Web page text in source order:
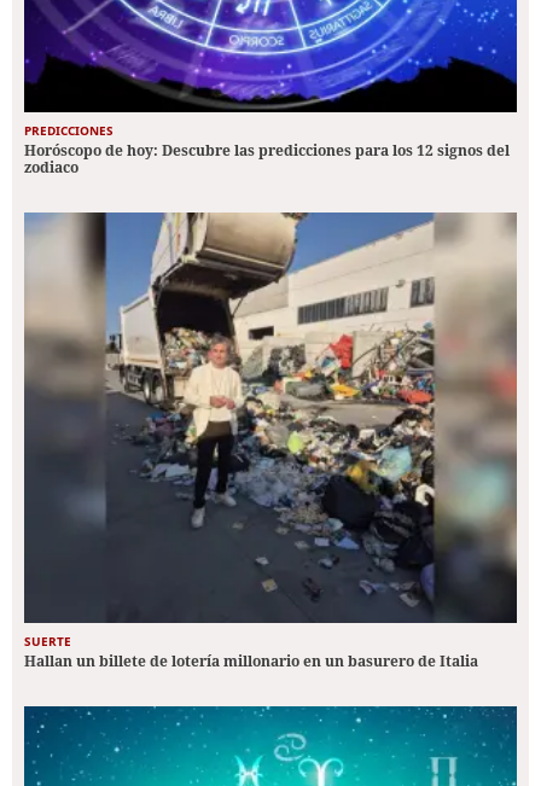
PREDICCIONES
Horóscopo de hoy: Descubre las predicciones para los 12 signos del
zodiaco
SUERTE
Hallan un billete de lotería millonario en un basurero de Italia